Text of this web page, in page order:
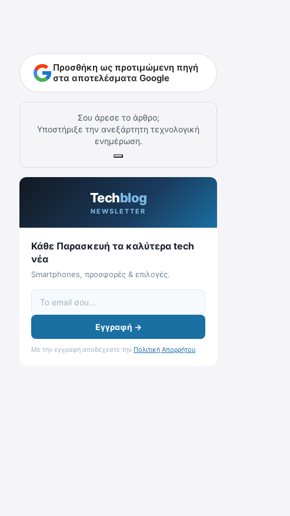
Προσθήκη ως προτιμώμενη πηγή
στα αποτελέσματα Google
Σου άρεσε το άρθρο;
Υποστήριξε την ανεξάρτητη τεχνολογική
ενημέρωση.
Techblog
NEWSLETTER
Κάθε Παρασκευή τα καλύτερα tech
νέα
Smartphones, προσφορές & επιλογές.
Εγγραφή →
Με την εγγραφή αποδέχεστε την Πολιτική Απορρήτου.